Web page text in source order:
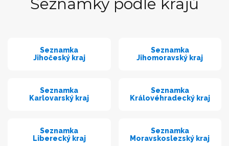
Seznamky podle krajů
Seznamka
Jihočeský kraj
Seznamka
Jihomoravský kraj
Seznamka
Karlovarský kraj
Seznamka
Královéhradecký kraj
Seznamka
Liberecký kraj
Seznamka
Moravskoslezský kraj